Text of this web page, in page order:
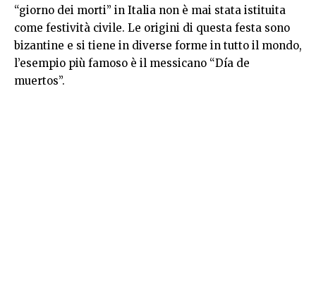
“giorno dei morti” in Italia non è mai stata istituita
come festività civile. Le origini di questa festa sono
bizantine e si tiene in diverse forme in tutto il mondo,
l’esempio più famoso è il messicano “Día de
muertos”.